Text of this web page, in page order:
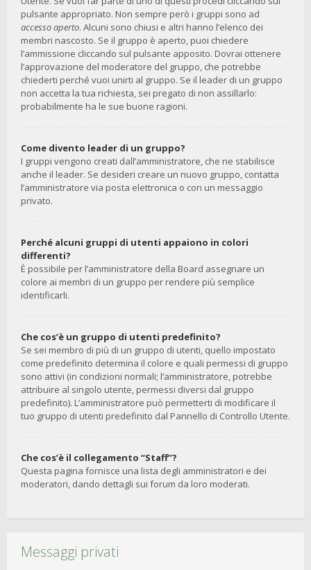
pulsante appropriato. Non sempre però i gruppi sono ad
accesso aperto. Alcuni sono chiusi e altri hanno l’elenco dei
membri nascosto. Se il gruppo è aperto, puoi chiedere
l’ammissione cliccando sul pulsante apposito. Dovrai ottenere
l’approvazione del moderatore del gruppo, che potrebbe
chiederti perché vuoi unirti al gruppo. Se il leader di un gruppo
non accetta la tua richiesta, sei pregato di non assillarlo:
probabilmente ha le sue buone ragioni.
Come divento leader di un gruppo?
I gruppi vengono creati dall’amministratore, che ne stabilisce
anche il leader. Se desideri creare un nuovo gruppo, contatta
l’amministratore via posta elettronica o con un messaggio
privato.
Perché alcuni gruppi di utenti appaiono in colori
differenti?
È possibile per l’amministratore della Board assegnare un
colore ai membri di un gruppo per rendere più semplice
identificarli.
Che cos’è un gruppo di utenti predefinito?
Se sei membro di più di un gruppo di utenti, quello impostato
come predefinito determina il colore e quali permessi di gruppo
sono attivi (in condizioni normali; l’amministratore, potrebbe
attribuire al singolo utente, permessi diversi dal gruppo
predefinito). L’amministratore può permetterti di modificare il
tuo gruppo di utenti predefinito dal Pannello di Controllo Utente.
Che cos’è il collegamento “Staff”?
Questa pagina fornisce una lista degli amministratori e dei
moderatori, dando dettagli sui forum da loro moderati.
Messaggi privati